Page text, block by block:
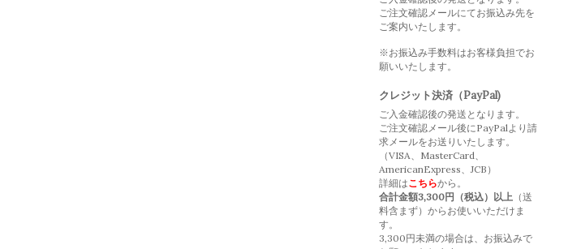
ご注文確認メールにてお振込み先を
ご案内いたします。
※お振込み手数料はお客様負担でお
願いいたします。
クレジット決済（PayPal)
ご入金確認後の発送となります。
ご注文確認メール後にPayPalより請
求メールをお送りいたします。
（VISA、MasterCard、
AmericanExpress、JCB）
詳細はこちらから。
合計金額3,300円（税込）以上 （送
料含まず）からお使いいただけま
す。
3,300円未満の場合は、お振込みで